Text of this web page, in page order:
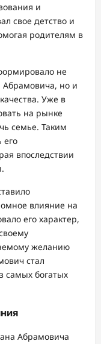
и
свое детство и
родителям в
не
но и
Уже в
на рынке
семье. Таким
его
впоследствии
влияние на
его характер,
желанию
стал
богатых
Абрамовича